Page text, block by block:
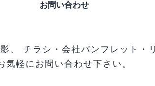
お問い合わせ
、
チラシ・会社パンフレット・
気軽にお問い合わせ下さい。